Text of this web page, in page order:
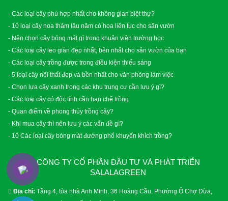
- Các loại cây phù hợp nhất cho không gian biệt thự?
- 10 loại cây hoa thảm lâu năm có hoa liên tục cho sân vườn
- Nên chọn cây bóng mát gì trong khuân viên trường học
- Các loại cây leo giàn đẹp nhất, bền nhất cho sân vườn của bạn
- Các loại cây trồng được trong điều kiện thiếu sáng
- 5 loại cây nội thất đẹp và bền nhất cho văn phòng làm việc
- Chọn lựa cây xanh trong các khu trung cư cần lưu ý gì?
- Các loại cây có độc tính cần hạn chế trồng
- Quan điểm về phong thủy trồng cây?
- Khi mua cây thì nên lưu ý các vấn đề gì?
- 10 Các loại cây bóng mát đường phố khuyến khích trồng?
CÔNG TY CỔ PHẦN ĐẦU TƯ VÀ PHÁT TRIỂN
SALALAGREEN
Địa chỉ: Tầng 4, tòa nhà Anh Minh, 36 Hoàng Cầu, Phường Ô Chợ Dừa,